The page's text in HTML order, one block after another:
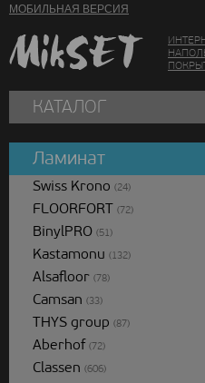
МОБИЛЬНАЯ ВЕРСИЯ
КАТАЛОГ
Ламинат
Swiss Krono (24)
FLOORFORT (72)
BinylPRO (51)
Kastamonu (132)
Alsafloor (78)
Camsan (33)
THYS group (87)
Aberhof (72)
Classen (606)